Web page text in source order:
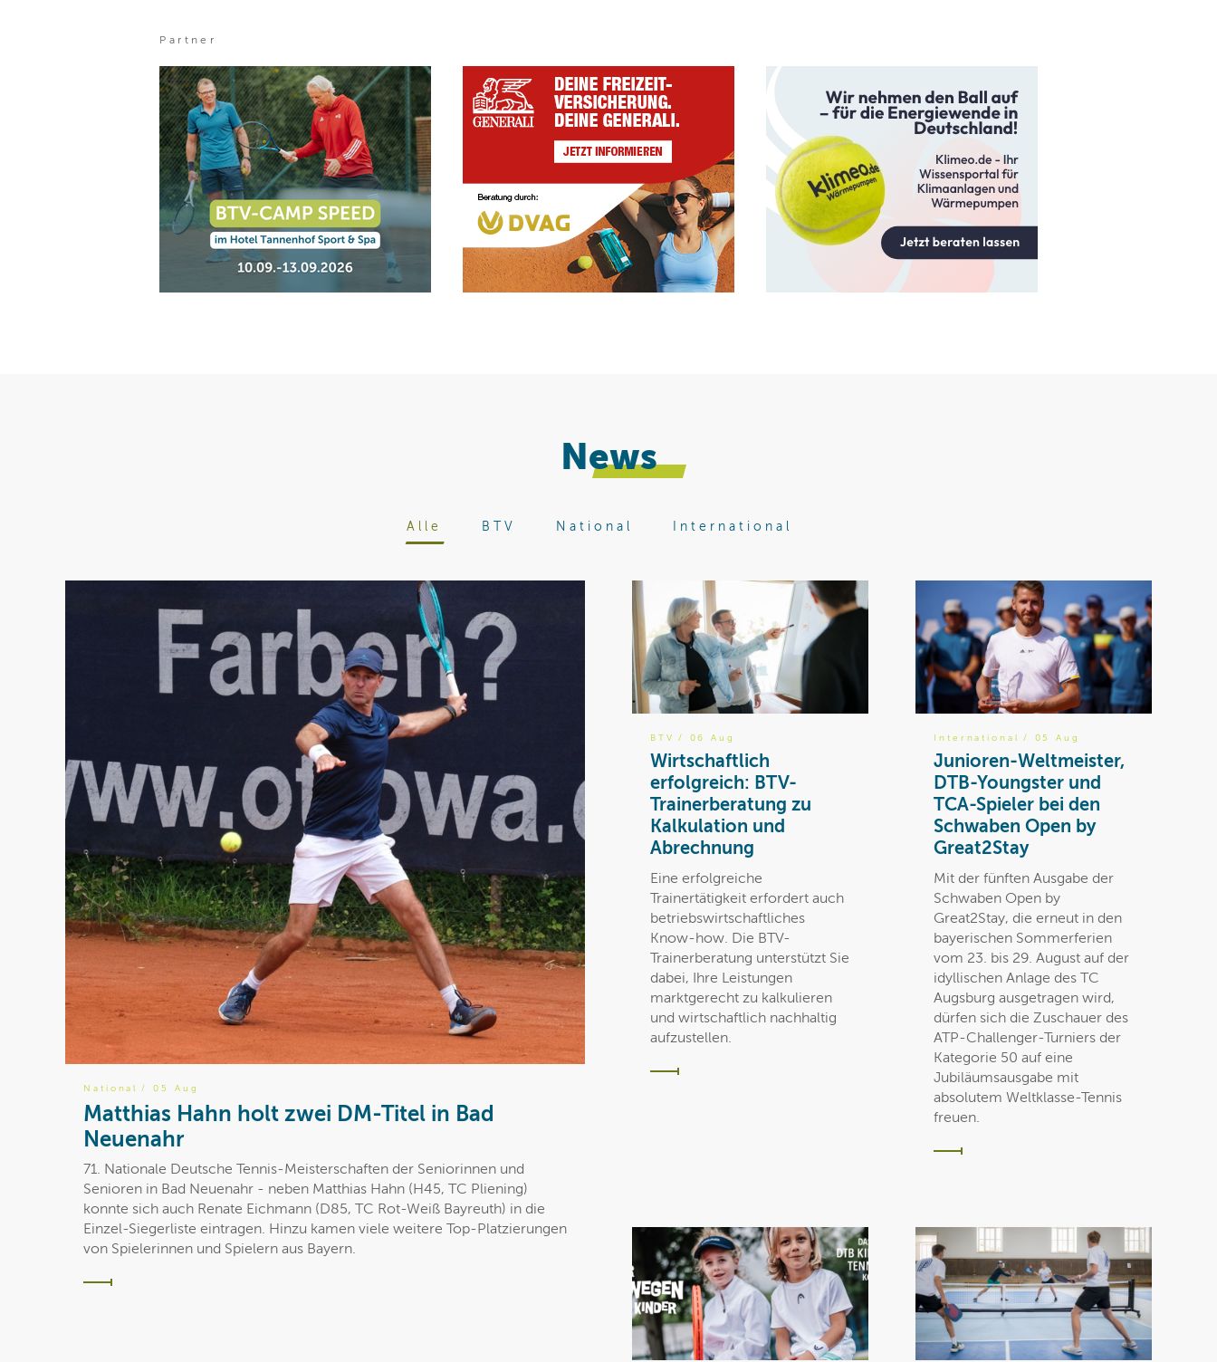
Partner
News
Alle BTV National International
National / 05 Aug
Matthias Hahn holt zwei DM-Titel in Bad
Neuenahr
71. Nationale Deutsche Tennis-Meisterschaften der Seniorinnen und
Senioren in Bad Neuenahr - neben Matthias Hahn (H45, TC Pliening)
konnte sich auch Renate Eichmann (D85, TC Rot-Weiß Bayreuth) in die
Einzel-Siegerliste eintragen. Hinzu kamen viele weitere Top-Platzierungen
von Spielerinnen und Spielern aus Bayern.
BTV / 06 Aug
Wirtschaftlich
erfolgreich: BTV-
Trainerberatung zu
Kalkulation und
Abrechnung
Eine erfolgreiche
Trainertätigkeit erfordert auch
betriebswirtschaftliches
Know-how. Die BTV-
Trainerberatung unterstützt Sie
dabei, Ihre Leistungen
marktgerecht zu kalkulieren
und wirtschaftlich nachhaltig
aufzustellen.
International / 05 Aug
Junioren-Weltmeister,
DTB-Youngster und
TCA-Spieler bei den
Schwaben Open by
Great2Stay
Mit der fünften Ausgabe der
Schwaben Open by
Great2Stay, die erneut in den
bayerischen Sommerferien
vom 23. bis 29. August auf der
idyllischen Anlage des TC
Augsburg ausgetragen wird,
dürfen sich die Zuschauer des
ATP-Challenger-Turniers der
Kategorie 50 auf eine
Jubiläumsausgabe mit
absolutem Weltklasse-Tennis
freuen.